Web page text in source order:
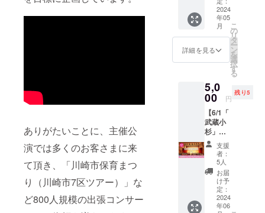
ありがたいことに、主催公
演では多くのお客さまに来
て頂き、「川崎市保育まつ
り（川崎市7区ツアー）」な
ど800人規模の出張コンサー
拠点に
活動し
ている
ミュー
俳優。
元劇団
本で
は、
「キャ
ッツ」
「春の
めざ
め」
「マン
マミー
ア」な
どに出
演。 米
国で
お話
や、ム
サちゃ
んの繊
細で迫
力ある
体
験！！
Web会
議サー
ビス
（Zoom
）を使
用予
定。ど
なたで
もお気
軽にご
参加く
ンス！
のパ
フォー
マンス
TIMEも
16日
(日)
15:15（
14:00受
付開
始） 場
所：ス
タジオ
フォー
チュン
http://w
ww.stu
diofortu
の3人か
ら心を
込めて
お礼の
動画
メッ
りしま
す。
nico't
moms
のこと
はよく
知らな
いけど
子ども
たちの
ために
活動し
ている
ママた
2024
年05
月
詳細を見る
こ
の
リ
タ
ー
ン
を
選
択
す
る
5,0
00 円
残り5
【6/1「
武蔵小
杉」コ
ンサー
トスポ
ンサー
（小）
】 6/1開
催「武
蔵小
杉」
支援
者：
5人
お届
け予
定：
2024
年06